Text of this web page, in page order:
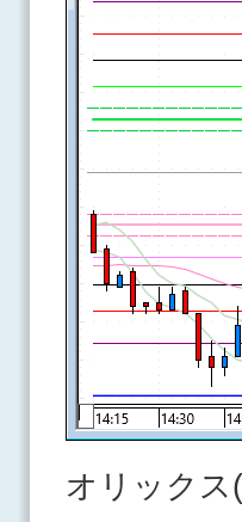
オリック